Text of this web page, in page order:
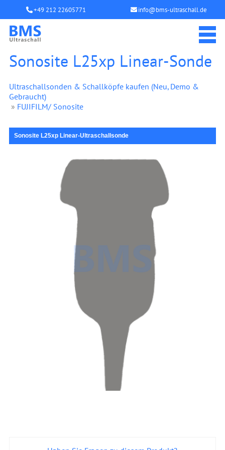
+49 212 22605771 info@bms-ultraschall.de
Sonosite L25xp Linear-Sonde
Ultraschallsonden & Schallköpfe kaufen (Neu, Demo &
Gebraucht)
» FUJIFILM/ Sonosite
Sonosite L25xp Linear-Ultraschallsonde